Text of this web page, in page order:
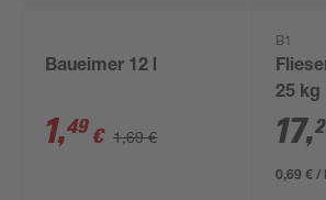
Baueimer 12 l
1,49 € 1,69 €
B1
25 kg
17,
0,69 € /